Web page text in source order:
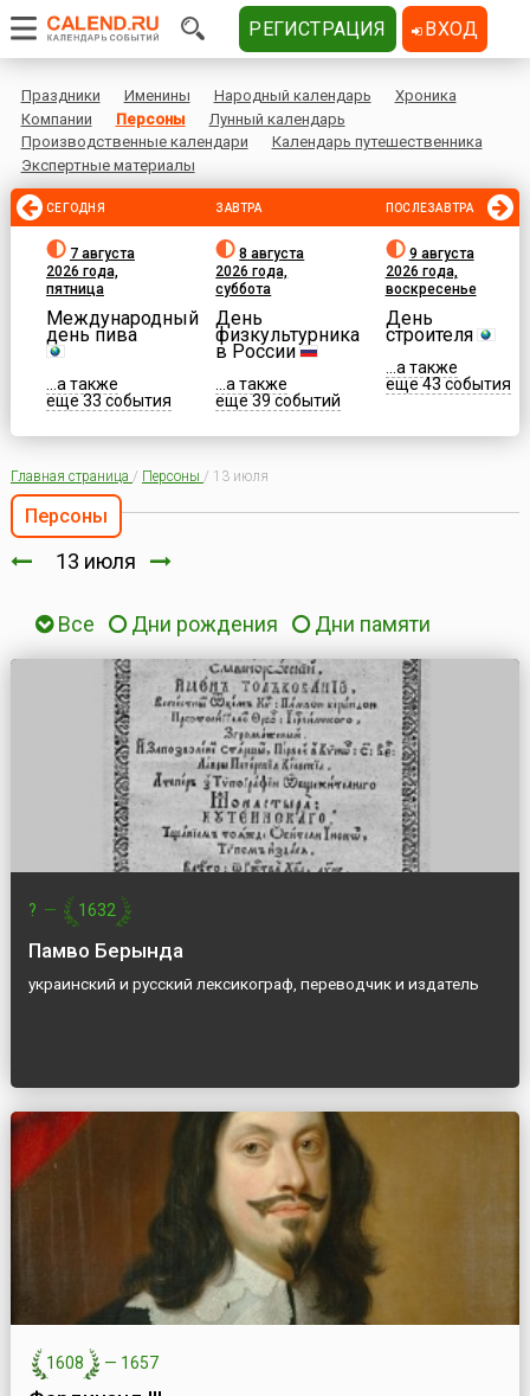
Праздники Именины Народный календарь
Хроника
Компании
Персоны
Лунный календарь
Производственные календари
Календарь путешественника
Экспертные материалы
СЕГОДНЯ
7 августа
2026 года,
пятница
Международный
день пива
...а также
еще 33 события
ЗАВТРА
8 августа
2026 года,
суббота
День
физкультурника
в России
...а также
еще 39 событий
ПОСЛЕЗАВТРА
9 августа
2026 года,
воскресенье
День
строителя
...а также
еще 43 события
Главная страница / Персоны / 13 июля
Персоны
13 июля
Все Дни рождения Дни памяти
? — 1632
Памво Берында
украинский и русский лексикограф, переводчик и издатель
1608 — 1657
РЕГИСТРАЦИЯ ВХОД